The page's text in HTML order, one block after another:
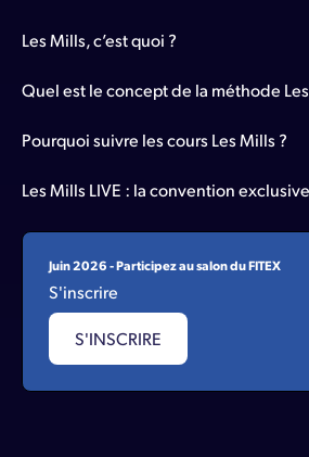
Les Mills, c’est quoi ?
Quel est le concept de la méthode
Pourquoi suivre les cours Les Mills ?
Les Mills LIVE : la convention
Juin 2026 - Participez au salon du FITEX
S'inscrire
S'INSCRIRE